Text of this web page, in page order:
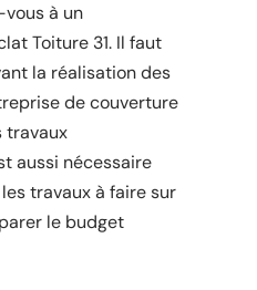
à un
Toiture 31. Il faut
la réalisation des
de couverture
travaux
aussi nécessaire
travaux à faire sur
le budget